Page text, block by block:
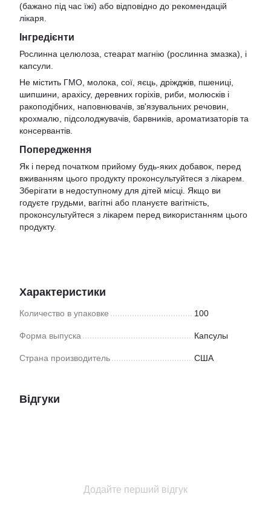
(бажано під час їжі) або відповідно до рекомендацій
лікаря.
Інгредієнти
Рослинна целюлоза, стеарат магнію (рослинна змазка), і
капсули.
Не містить ГМО, молока, сої, яєць, дріжджів, пшениці,
шипшини, арахісу, деревних горіхів, риби, молюсків і
ракоподібних, наповнювачів, зв'язувальних речовин,
крохмалю, підсолоджувачів, барвників, ароматизаторів та
консервантів.
Попередження
Як і перед початком прийому будь-яких добавок, перед
вживанням цього продукту проконсультуйтеся з лікарем.
Зберігати в недоступному для дітей місці. Якщо ви
годуєте грудьми, вагітні або плануєте вагітність,
проконсультуйтеся з лікарем перед використанням цього
продукту.
Характеристики
Количество в упаковке 100
Форма выпуска Капсулы
Страна производитель США
Відгуки
Додайте перший відгук